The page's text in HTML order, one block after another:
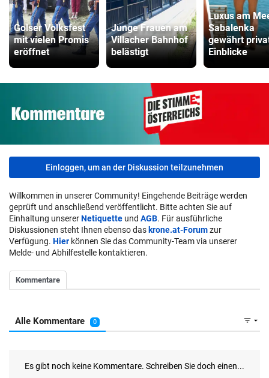
Golser Volksfest
mit vielen Promis
eröffnet
Junge Frauen am
Villacher Bahnhof
belästigt
Luxus am
Sabalenka
gewährt
Einblicke
Einloggen, um an der Diskussion teilzunehmen
Willkommen in unserer Community! Eingehende Beiträge werden
geprüft und anschließend veröffentlicht. Bitte achten Sie auf
Einhaltung unsererNetiquette und AGB. Für ausführliche
Diskussionen steht Ihnen ebenso das krone.at-Forumzur
Verfügung. Hier können Sie das Community-Team via unserer
Melde- und Abhilfestelle kontaktieren.